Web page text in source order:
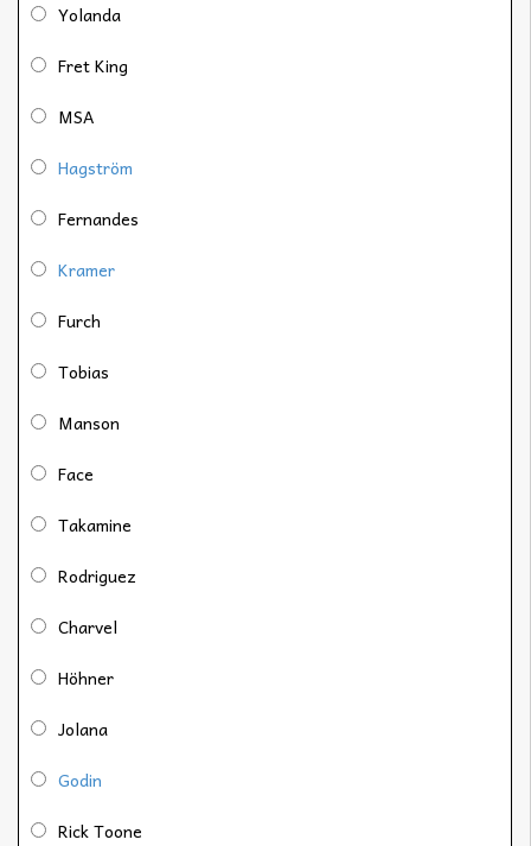
Yolanda
Fret King
MSA
Hagström
Fernandes
Kramer
Furch
Tobias
Manson
Face
Takamine
Rodriguez
Charvel
Höhner
Jolana
Godin
Rick Toone